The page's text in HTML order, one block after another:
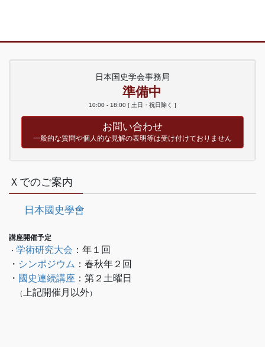
日本国史学会事務局
準備中
10:00 - 18:00 [ 土日・祝日除く ]
お問い合わせ
一般的な質問や個人的な見解の表明等は受け付けておりません
Ｘでのご案内
日本國史學會
講座開催予定
・ 学術研究大会 ：年１回
・ シンポジウム ：春秋年２回
・ 國史連続講座 ： 第２土曜日
（上記開催月以外）